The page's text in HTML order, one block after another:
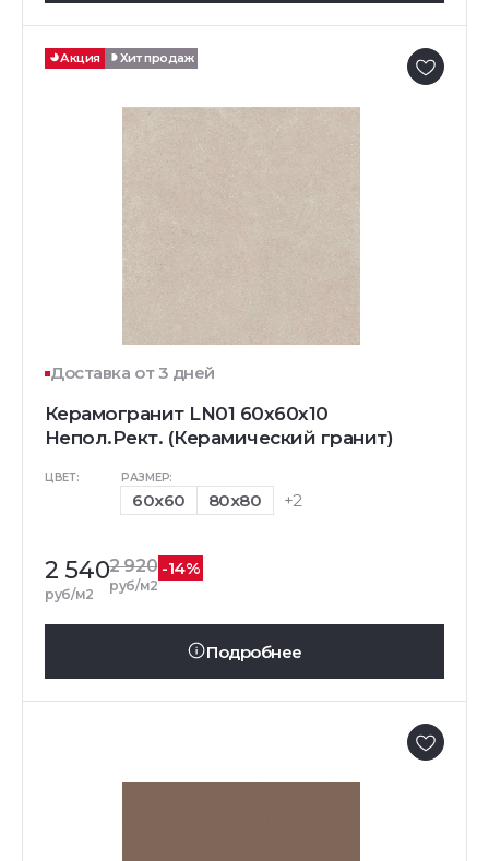
Акция Хит продаж
Доставка от 3 дней
Керамогранит LN01 60x60x10
Непол.Рект. (Керамический гранит)
ЦВЕТ: РАЗМЕР:
60x60 80x80 +2
2 540
руб/м2
2 920
руб/м2
-14%
Подробнее